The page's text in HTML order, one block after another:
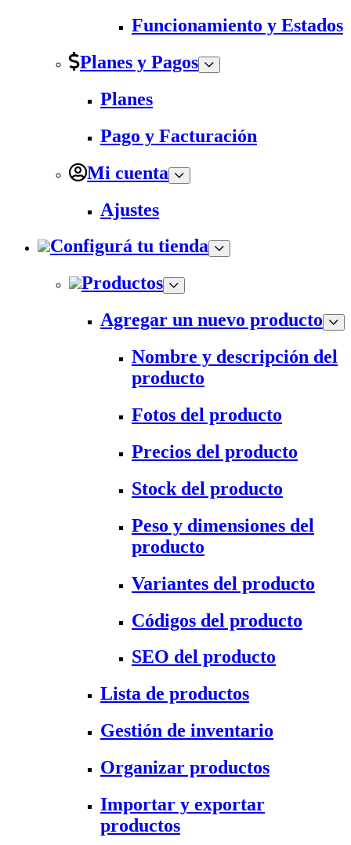
Funcionamiento y Estados
Planes y Pagos
Planes
Pago y Facturación
Mi cuenta
Ajustes
Configurá tu tienda
Productos
Agregar un nuevo producto
Nombre y descripción del
producto
Fotos del producto
Precios del producto
Stock del producto
Peso y dimensiones del
producto
Variantes del producto
Códigos del producto
SEO del producto
Lista de productos
Gestión de inventario
Organizar productos
Importar y exportar
productos